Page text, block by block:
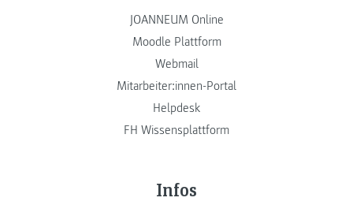
JOANNEUM Online
Moodle Plattform
Webmail
Mitarbeiter:innen-Portal
Helpdesk
FH Wissensplattform
Infos